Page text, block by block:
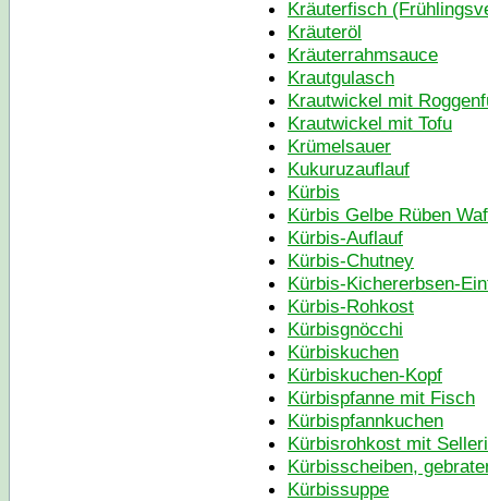
Kräuterfisch
Kräuteröl
Kräuterrahmsauce
Krautgulasch
Krautwickel mit
Krautwickel mit Tofu
Krümelsauer
Kukuruzauflauf
Kürbis
Kürbis Gelbe Rüben
Kürbis-Auflauf
Kürbis-Chutney
Kürbis-Kichererbsen-
Kürbis-Rohkost
Kürbisgnöcchi
Kürbiskuchen
Kürbiskuchen-Kopf
Kürbispfanne mit Fisch
Kürbispfannkuchen
Kürbisrohkost mit
Kürbisscheiben,
Kürbissuppe